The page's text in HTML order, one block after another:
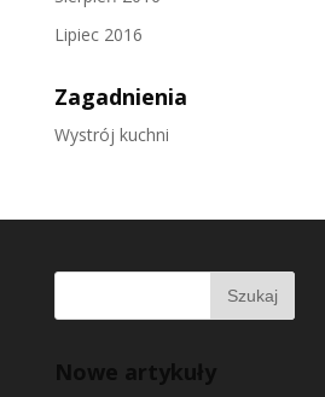
Lipiec 2016
Zagadnienia
Wystrój kuchni
Nowe artykuły